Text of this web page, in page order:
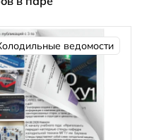
ведомости